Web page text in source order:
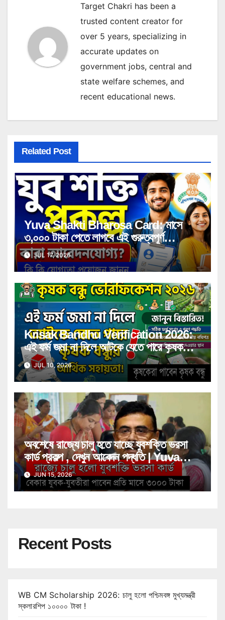
Target Chakri has been a
trusted content creator for
over 5 years, specializing in
accurate updates on
government jobs, central and
state welfare schemes, and
recent educational news.
Related Post
Yuva Shakti Bharosa Card: মাসে
৩,০০০ টাকা পেতে লাগবে এই গুরুত্বপূর্ণ
সার্টিফিকেট! কারা পাবেন সুবিধা, কী কী নথি লাগবে
জানুন বিস্তারিত
JUL 17, 2026
Krisak Bandhu Verification 2026:
এই ফর্ম জমা না দিলে আটকে যেতে পারে কৃষক
বন্ধুর আর্থিক সহায়তা! জানুন বিস্তারিত
JUL 10, 2026
অবশেষে রাজ্যে চালু হতে যাচ্ছে যুবশক্তি ভরসা
কার্ড প্রকল্প , দেখুন আবেদন পদ্ধতি | Yuva
Shakti Bharosa Card Scheme
JUN 15, 2026
Recent Posts
WB CM Scholarship 2026: চালু হলো পশ্চিমবঙ্গ মুখ্যমন্ত্রী
স্কলারশিপ ১০০০০ টাকা !